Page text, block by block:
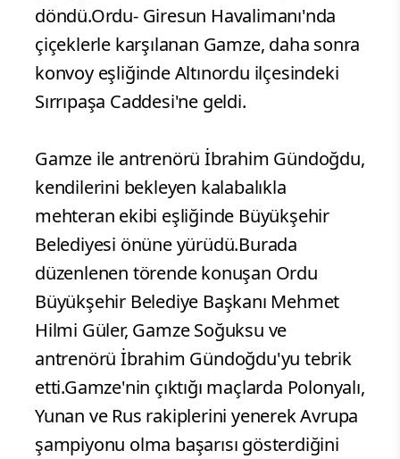
döndü.Ordu- Giresun Havalimanı'nda
çiçeklerle karşılanan Gamze, daha sonra
konvoy eşliğinde Altınordu ilçesindeki
Sırrıpaşa Caddesi'ne geldi.
Gamze ile antrenörü İbrahim Gündoğdu,
kendilerini bekleyen kalabalıkla
mehteran ekibi eşliğinde Büyükşehir
Belediyesi önüne yürüdü.Burada
düzenlenen törende konuşan Ordu
Büyükşehir Belediye Başkanı Mehmet
Hilmi Güler, Gamze Soğuksu ve
antrenörü İbrahim Gündoğdu'yu tebrik
etti.Gamze'nin çıktığı maçlarda Polonyalı,
Yunan ve Rus rakiplerini yenerek Avrupa
şampiyonu olma başarısı gösterdiğini